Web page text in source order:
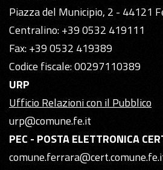
Piazza del Municipio, 2 - 44121
Centralino: +39 0532 419111
Fax: +39 0532 419389
Codice fiscale: 00297110389
URP
Ufficio Relazioni con il Pubblico
urp@comune.fe.it
PEC - POSTA ELETTRONICA